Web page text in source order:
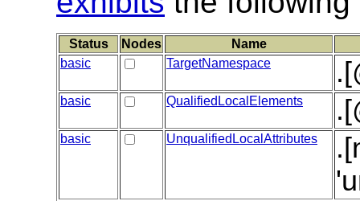
Status Nodes
Name
basic
TargetNamespace
basic QualifiedLocalElements
basic UnqualifiedLocalAttributes